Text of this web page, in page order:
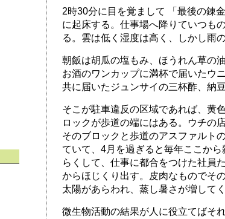
2時30分に目を覚まして 「最後の錬
に起床する。仕事場へ降りていつも
る。雲は低く湿度は高く、しかし雨
朝飯は胡瓜の塩もみ、ほうれん草の
お酒のワンカップに満杯で届いたウ
共に届いたジュンサイの三杯酢、納豆
そこが駐車違反の区域であれば、黄
ロックが歩道の端にはある。ウチの
そのブロックと歩道のアスファルト
ていて、4月を過ぎると毎年ここか
らくして、仕事に都合をつけた社員
からほじくり出す。皮肉なものでそ
太陽があらわれ、蒸し暑さが増してく
微生物活動の結果が人に役立てばそ